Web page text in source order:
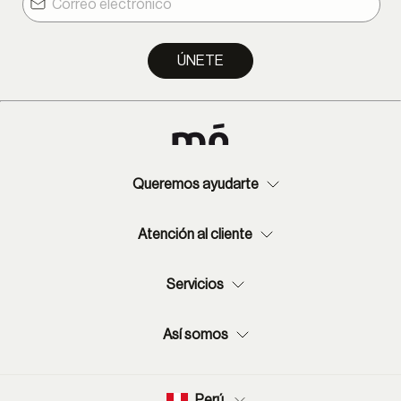
Provincia: 2-13 días hábiles.
ÚNETE
Queremos ayudarte
Atención al cliente
Servicios
Así somos